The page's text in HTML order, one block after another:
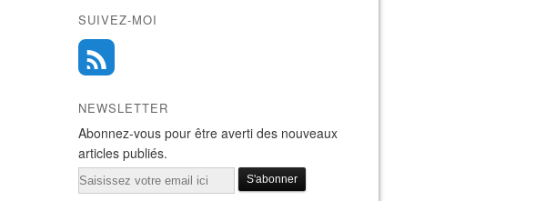
SUIVEZ-MOI
NEWSLETTER
Abonnez-vous pour être averti des nouveaux
articles publiés.
Email